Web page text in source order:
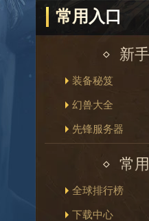
常用入口
新
装备秘笈
幻兽大全
先锋服务器
常
全球排行榜
下载中心